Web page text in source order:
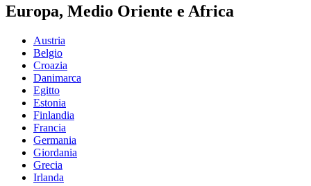
Europa, Medio Oriente e Africa
Austria
Belgio
Croazia
Danimarca
Egitto
Estonia
Finlandia
Francia
Germania
Giordania
Grecia
Irlanda